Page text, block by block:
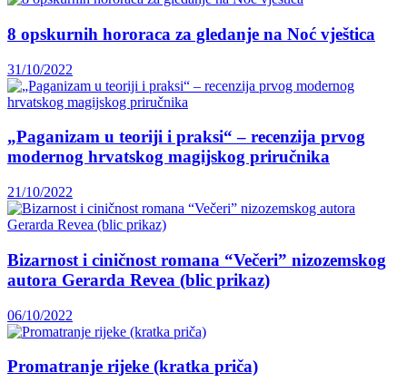
8 opskurnih hororaca za gledanje na Noć vještica
31/10/2022
„Paganizam u teoriji i praksi“ – recenzija prvog
modernog hrvatskog magijskog priručnika
21/10/2022
Bizarnost i ciničnost romana “Večeri” nizozemskog
autora Gerarda Revea (blic prikaz)
06/10/2022
Promatranje rijeke (kratka priča)